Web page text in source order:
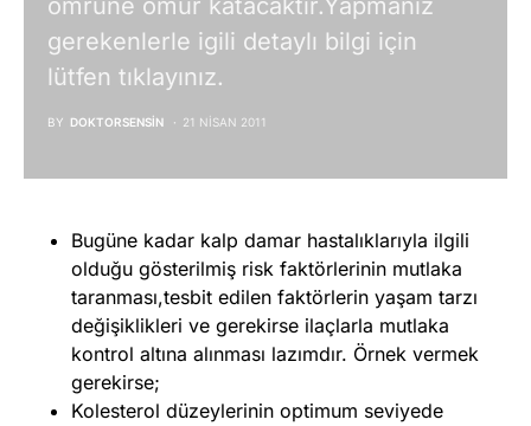
ömrüne ömür katacaktır.Yapmanız
gerekenlerle igili detaylı bilgi için
lütfen tıklayınız.
BY DOKTORSENSIN 21 NISAN 2011
Bugüne kadar kalp damar hastalıklarıyla ilgili
olduğu gösterilmiş risk faktörlerinin mutlaka
taranması,tesbit edilen faktörlerin yaşam tarzı
değişiklikleri ve gerekirse ilaçlarla mutlaka
kontrol altına alınması lazımdır. Örnek vermek
gerekirse;
Kolesterol düzeylerinin optimum seviyede